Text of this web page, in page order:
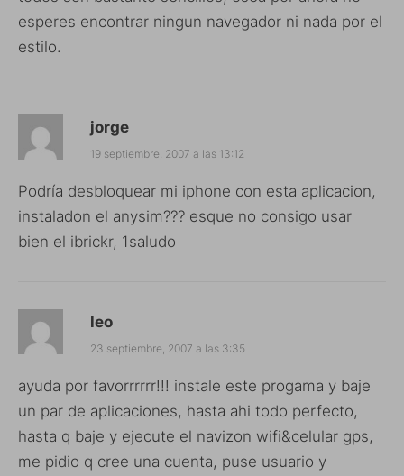
esperes encontrar ningun navegador ni nada por el
estilo.
jorge
19 septiembre, 2007 a las 13:12
Podría desbloquear mi iphone con esta aplicacion,
instaladon el anysim??? esque no consigo usar
bien el ibrickr, 1saludo
leo
23 septiembre, 2007 a las 3:35
ayuda por favorrrrrr!!! instale este progama y baje
un par de aplicaciones, hasta ahi todo perfecto,
hasta q baje y ejecute el navizon wifi&celular gps,
me pidio q cree una cuenta, puse usuario y